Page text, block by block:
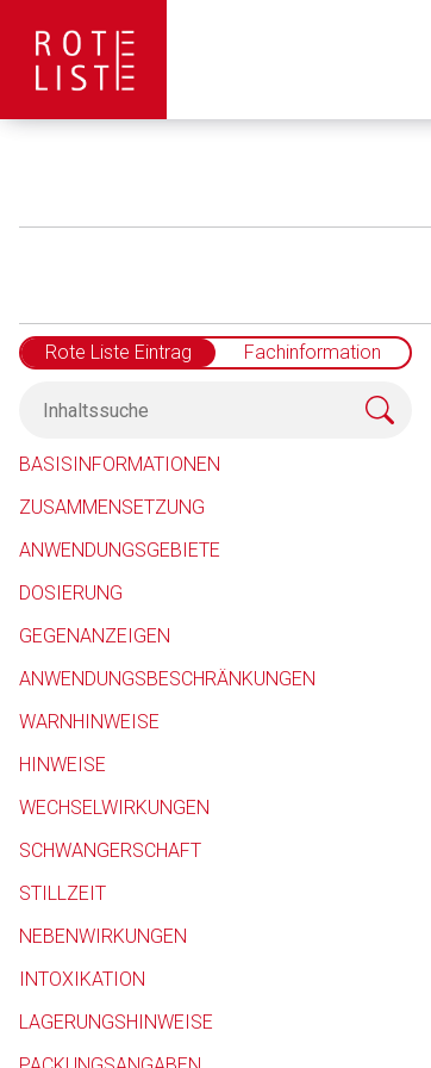
Rote Liste Eintrag Fachinformation
BASISINFORMATIONEN
ZUSAMMENSETZUNG
ANWENDUNGSGEBIETE
DOSIERUNG
GEGENANZEIGEN
ANWENDUNGSBESCHRÄNKUNGEN
WARNHINWEISE
HINWEISE
WECHSELWIRKUNGEN
SCHWANGERSCHAFT
STILLZEIT
NEBENWIRKUNGEN
INTOXIKATION
LAGERUNGSHINWEISE
Aufruf
Der von